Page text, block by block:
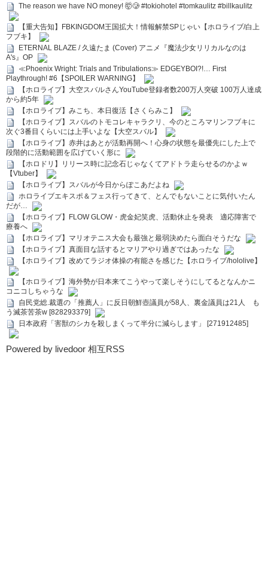
The reason we have NO money! 🤯🥲 #tokiohotel #tomkaulitz #billkaulitz
【重大告知】FBKINGDOM王国拡大！情報解禁SPじゃい【ホロライブ/白上
フブキ】
ETERNAL BLAZE / 久遠たま (Cover) アニメ『魔法少女リリカルなのは
A's』OP
≪Phoenix Wright: Trials and Tribulations≫ EDGEYBOI?!… First
Playthrough! #6【SPOILER WARNING】
【ホロライブ】大空スバルさんYouTube登録者数200万人突破 100万人達成
から約5年
【ホロライブ】みこち、本日復活【さくらみこ】
【ホロライブ】スバルのトモコレキャラクリ、今のところマリンフブキに
次ぐ3番目くらいには上手いよな【大空スバル】
【ホロライブ】赤井はあとが活動再開へ！心身の状態を最優先にした上で
段階的に活動範囲を広げていく形に
【ホロドリ】リリース時に記念石じゃなくてアドトラ走らせるのかよｗ
【Vtuber】
【ホロライブ】スバルが今日からぽこあだよね
ホロライブエキスポ＆フェス行ってきて、とんでもないことに気付いたん
だが…
【ホロライブ】FLOW GLOW・虎金妃笑虎、活動休止を発表 適応障害で
療養へ
【ホロライブ】マリオテニス大会も最強と最弱決めたら面白そうだな
【ホロライブ】真面目な話するとマリアやり過ぎではあったな
【ホロライブ】改めてラジオ体操の有能さを感じた【ホロライブ/hololive】
【ホロライブ】海外勢が日本来てこうやって楽しそうにしてるとなんかニ
コニコしちゃうな
自民党総.裁選の「推薦人」に反日朝鮮壺議員が58人、裏金議員は21人 も
う滅茶苦茶w [828293379]
日本政府「害獣のシカを殺しまくって半分に減らします」 [271912485]
Powered by livedoor 相互RSS